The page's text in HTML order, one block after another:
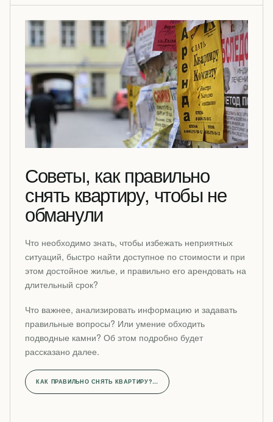
Советы, как правильно
снять квартиру, чтобы не
обманули
Что необходимо знать, чтобы избежать неприятных
ситуаций, быстро найти доступное по стоимости и при
этом достойное жилье, и правильно его арендовать на
длительный срок?
Что важнее, анализировать информацию и задавать
правильные вопросы? Или умение обходить
подводные камни? Об этом подробно будет
рассказано далее.
КАК ПРАВИЛЬНО СНЯТЬ КВАРТИРУ?…